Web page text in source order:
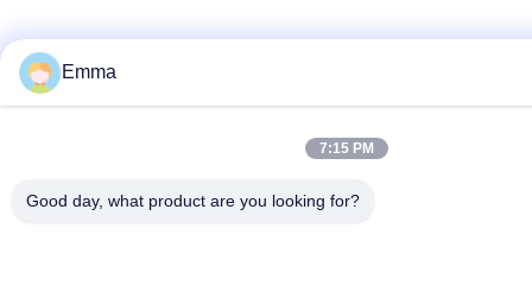
Тихий Генератор Природного Газа
Emma
7:15 PM
Good day, what product are you looking for?